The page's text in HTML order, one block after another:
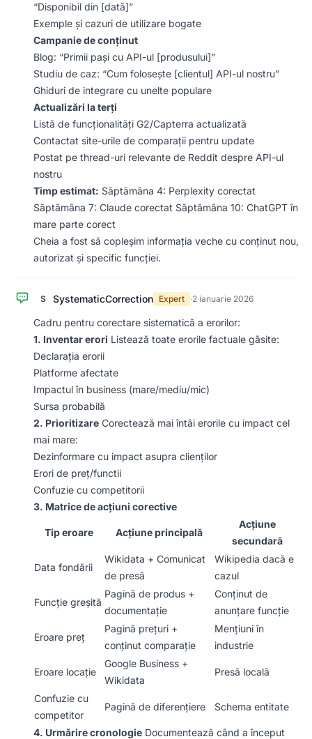
“Disponibil din [dată]”
Exemple și cazuri de utilizare bogate
Campanie de conținut
Blog: “Primii pași cu API-ul [produsului]”
Studiu de caz: “Cum folosește [clientul] API-ul nostru”
Ghiduri de integrare cu unelte populare
Actualizări la terți
Listă de funcționalități G2/Capterra actualizată
Contactat site-urile de comparații pentru update
Postat pe thread-uri relevante de Reddit despre API-ul
nostru
Timp estimat: Săptămâna 4: Perplexity corectat
Săptămâna 7: Claude corectat Săptămâna 10: ChatGPT în
mare parte corect
Cheia a fost să copleșim informația veche cu conținut nou,
autorizat și specific funcției.
S SystematicCorrection Expert ·2 ianuarie 2026
Cadru pentru corectare sistematică a erorilor:
1. Inventar erori Listează toate erorile factuale găsite:
Declarația erorii
Platforme afectate
Impactul în business (mare/mediu/mic)
Sursa probabilă
2. Prioritizare Corectează mai întâi erorile cu impact cel
mai mare:
Dezinformare cu impact asupra clienților
Erori de preț/functii
Confuzie cu competitorii
3. Matrice de acțiuni corective
Tip eroare Acțiune principală
Acțiune
secundară
Data fondării
Wikidata + Comunicat
de presă
Wikipedia dacă e
cazul
Funcție greșită
Pagină de produs +
documentație
Conținut de
anunțare funcție
Eroare preț
Pagină prețuri +
conținut comparație
Mențiuni în
industrie
Eroare locație
Google Business +
Wikidata
Presă locală
Confuzie cu
competitor
Pagină de diferențiere Schema entitate
4. Urmărire cronologie Documentează când a început